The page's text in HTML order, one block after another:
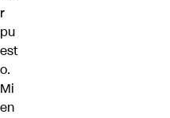
r
pu
est
o.
Mi
en